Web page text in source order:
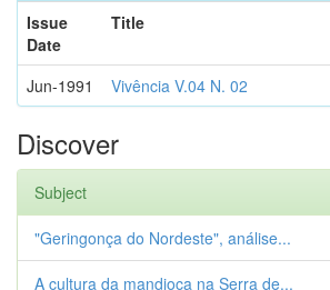
Issue
Date
Title
Jun-1991 Vivência V.04 N. 02
Discover
Subject
"Geringonça do Nordeste", análise...
A cultura da mandioca na Serra de...